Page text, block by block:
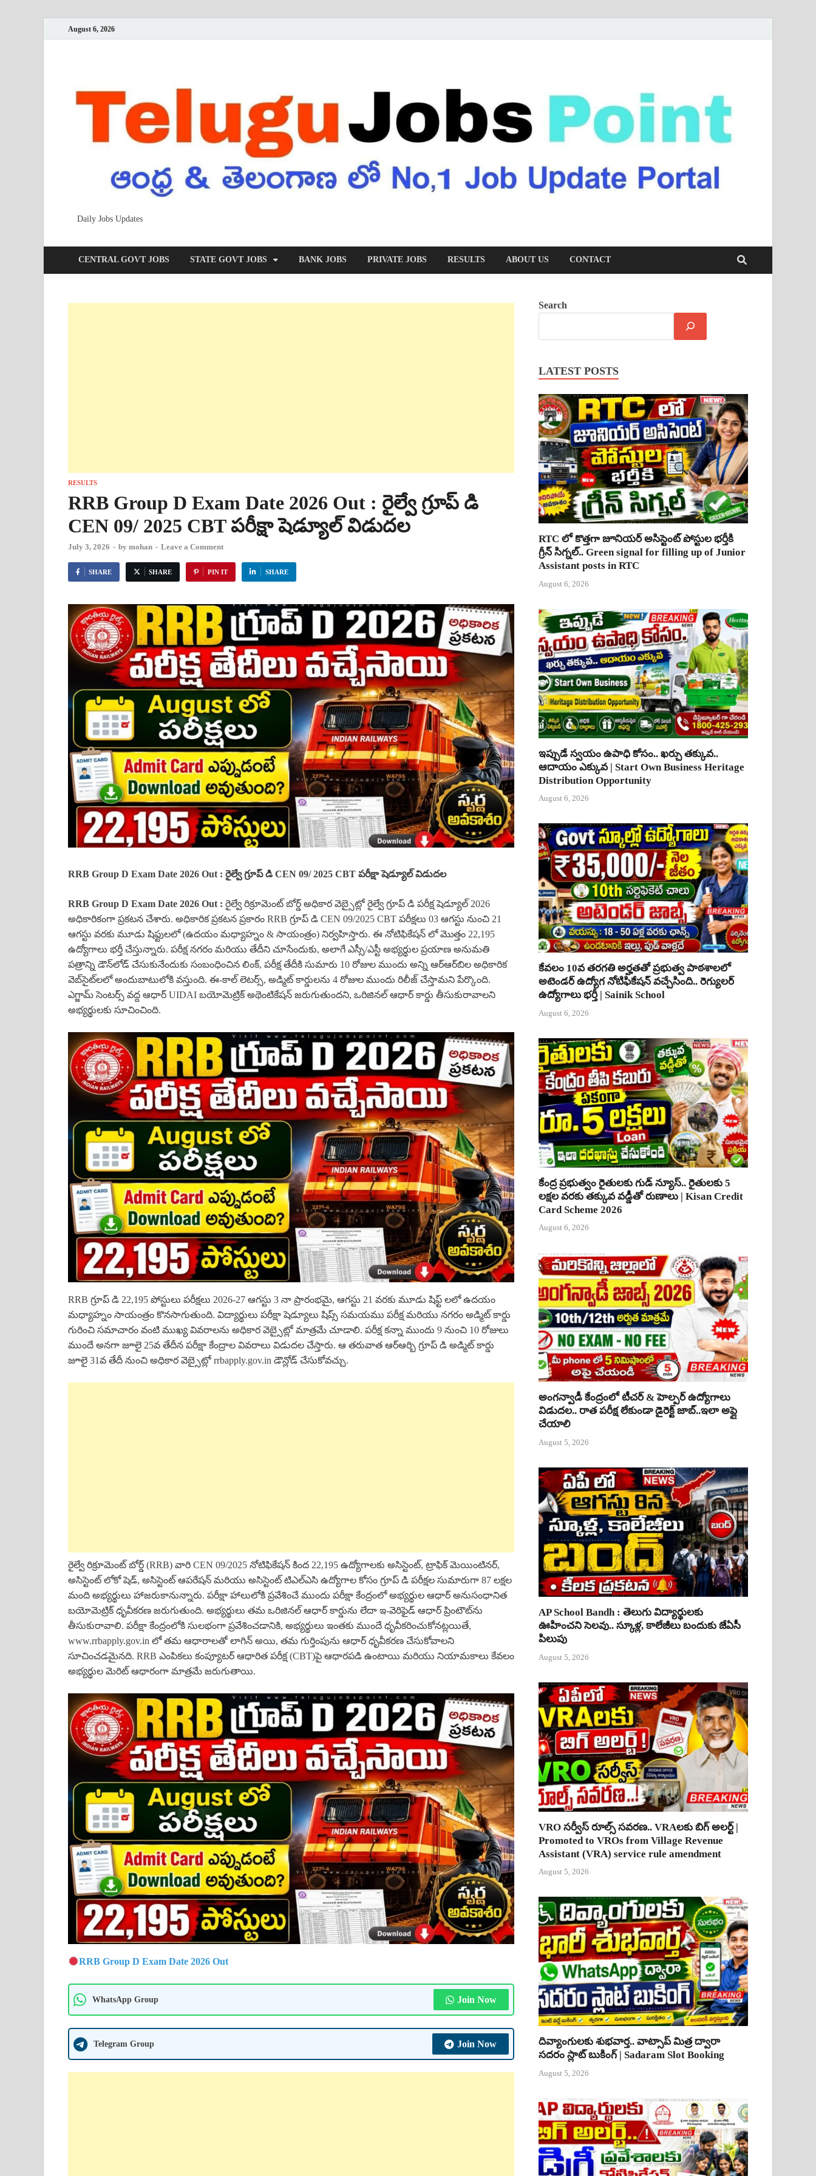
August 6, 2026
Daily Jobs Updates
CENTRAL GOVT JOBS STATE GOVT JOBS BANK JOBS PRIVATE JOBS RESULTS ABOUT US CONTACT
RESULTS
RRB Group D Exam Date 2026 Out : రైల్వే గ్రూప్ డి
CEN 09/ 2025 CBT పరీక్షా షెడ్యూల్ విడుదల
July 3, 2026 - by mohan - Leave a Comment
SHARE SHARE PIN IT SHARE
RRB Group D Exam Date 2026 Out : రైల్వే గ్రూప్ డి CEN 09/ 2025 CBT పరీక్షా షెడ్యూల్ విడుదల
RRB Group D Exam Date 2026 Out : రైల్వే రిక్రూమెంట్ బోర్డ్ అధికార వెబ్సైట్లో రైల్వే గ్రూప్ డి పరీక్ష షెడ్యూల్ 2026
అధికారికంగా ప్రకటన చేశారు. అధికారిక ప్రకటన ప్రకారం RRB గ్రూప్ డి CEN 09/2025 CBT పరీక్షలు 03 ఆగస్టు నుంచి 21
ఆగస్టు వరకు మూడు షిఫ్టులలో (ఉదయం మధ్యాహ్నం & సాయంత్రం) నిర్వహిస్తారు. ఈ నోటిఫికేషన్ లో మొత్తం 22,195
ఉద్యోగాలు భర్తీ చేస్తున్నారు. పరీక్ష నగరం మరియు తేదీని చూసేందుకు, అలాగే ఎస్సీ/ఎస్టీ అభ్యర్థుల ప్రయాణ అనుమతి
పత్రాన్ని డౌన్‌లోడ్ చేసుకునేందుకు సంబంధించిన లింక్, పరీక్ష తేదీకి సుమారు 10 రోజుల ముందు అన్ని ఆర్ఆర్‌బిల అధికారిక
వెబ్‌సైట్‌లలో అందుబాటులోకి వస్తుంది. ఈ-కాల్ లెటర్స్, అడ్మిట్ కార్డులను 4 రోజుల ముందు రిలీజ్ చేస్తామని పేర్కొంది.
ఎగ్జామ్ సెంటర్స్ వద్ద ఆధార్ UIDAI బయోమెట్రిక్ అథెంటికేషన్ జరుగుతుందని, ఒరిజినల్ ఆధార్ కార్డు తీసుకురావాలని
అభ్యర్థులకు సూచించింది.
RRB గ్రూప్ డి 22,195 పోస్టులు పరీక్షలు 2026-27 ఆగస్టు 3 నా ప్రారంభమై, ఆగస్టు 21 వరకు మూడు షిఫ్ట్ లలో ఉదయం
మధ్యాహ్నం సాయంత్రం కొనసాగుతుంది. విద్యార్థులు పరీక్షా షెడ్యూలు షిప్స్ సమయము పరీక్ష మరియు నగరం అడ్మిట్ కార్డు
గురించి సమాచారం వంటి ముఖ్య వివరాలను అధికార వెబ్సైట్లో మాత్రమే చూడాలి. పరీక్ష కన్నా ముందు 9 నుంచి 10 రోజులు
ముందే అనగా జూలై 25వ తేదీన పరీక్షా కేంద్రాల వివరాలు విడుదల చేస్తారు. ఆ తరువాత ఆర్ఆర్బి గ్రూప్ డి అడ్మిట్ కార్డు
జూలై 31వ తేదీ నుంచి అధికార వెబ్సైట్లో rrbapply.gov.in డౌన్లోడ్ చేసుకోవచ్చు.
రైల్వే రిక్రూమెంట్ బోర్డ్ (RRB) వారి CEN 09/2025 నోటిఫికేషన్ కింద 22,195 ఉద్యోగాలకు అసిస్టెంట్, ట్రాఫిక్ మెయింటినర్,
అసిస్టెంట్ లోకో షెడ్, అసిస్టెంట్ ఆపరేషన్ మరియు అసిస్టెంట్ టిఎల్ఎసి ఉద్యోగాల కోసం గ్రూప్ డి పరీక్షల సుమారుగా 87 లక్షల
మంది అభ్యర్థులు హాజరుకానున్నారు. పరీక్షా హాలులోకి ప్రవేశించే ముందు పరీక్షా కేంద్రంలో అభ్యర్థుల ఆధార్ అనుసంధానిత
బయోమెట్రిక్ ధృవీకరణ జరుగుతుంది. అభ్యర్థులు తమ ఒరిజినల్ ఆధార్ కార్డును లేదా ఇ-వెరిఫైడ్ ఆధార్ ప్రింటౌట్‌ను
తీసుకురావాలి. పరీక్షా కేంద్రంలోకి సులభంగా ప్రవేశించడానికి, అభ్యర్థులు ఇంతకు ముందే ధృవీకరించుకోనట్లయితే,
www.rrbapply.gov.in లో తమ ఆధారాలతో లాగిన్ అయి, తమ గుర్తింపును ఆధార్ ధృవీకరణ చేసుకోవాలని
సూచించడమైనది. RRB ఎంపికలు కంప్యూటర్ ఆధారిత పరీక్ష (CBT)పై ఆధారపడి ఉంటాయి మరియు నియామకాలు కేవలం
అభ్యర్థుల మెరిట్ ఆధారంగా మాత్రమే జరుగుతాయి.
RRB Group D Exam Date 2026 Out
WhatsApp Group Join Now
Telegram Group Join Now
Search
LATEST POSTS
RTC లో కొత్తగా జూనియర్ అసిస్టెంట్ పోస్టుల భర్తీకి
గ్రీన్ సిగ్నల్.. Green signal for filling up of Junior
Assistant posts in RTC
August 6, 2026
ఇప్పుడే స్వయం ఉపాధి కోసం.. ఖర్చు తక్కువ..
ఆదాయం ఎక్కువ | Start Own Business Heritage
Distribution Opportunity
August 6, 2026
కేవలం 10వ తరగతి అర్హతతో ప్రభుత్వ పాఠశాలలో
అటెండర్ ఉద్యోగ నోటిఫికేషన్ వచ్చేసింది.. రెగ్యులర్
ఉద్యోగాలు భర్తీ | Sainik School
August 6, 2026
కేంద్ర ప్రభుత్వం రైతులకు గుడ్ న్యూస్.. రైతులకు 5
లక్షల వరకు తక్కువ వడ్డీతో రుణాలు | Kisan Credit
Card Scheme 2026
August 6, 2026
అంగన్వాడీ కేంద్రంలో టీచర్ & హెల్పర్ ఉద్యోగాలు
విడుదల.. రాత పరీక్ష లేకుండా డైరెక్ట్ జాబ్..ఇలా అప్లై
చేయాలి
August 5, 2026
AP School Bandh : తెలుగు విద్యార్థులకు
ఊహించని సెలవు.. స్కూళ్ల, కాలేజీలు బందుకు జేఏసీ
పిలుపు
August 5, 2026
VRO సర్వీస్ రూల్స్ సవరణ.. VRAలకు బిగ్ అలర్ట్ |
Promoted to VROs from Village Revenue
Assistant (VRA) service rule amendment
August 5, 2026
దివ్యాంగులకు శుభవార్త.. వాట్సాప్ మిత్ర ద్వారా
సదరం స్లాట్ బుకింగ్ | Sadaram Slot Booking
August 5, 2026